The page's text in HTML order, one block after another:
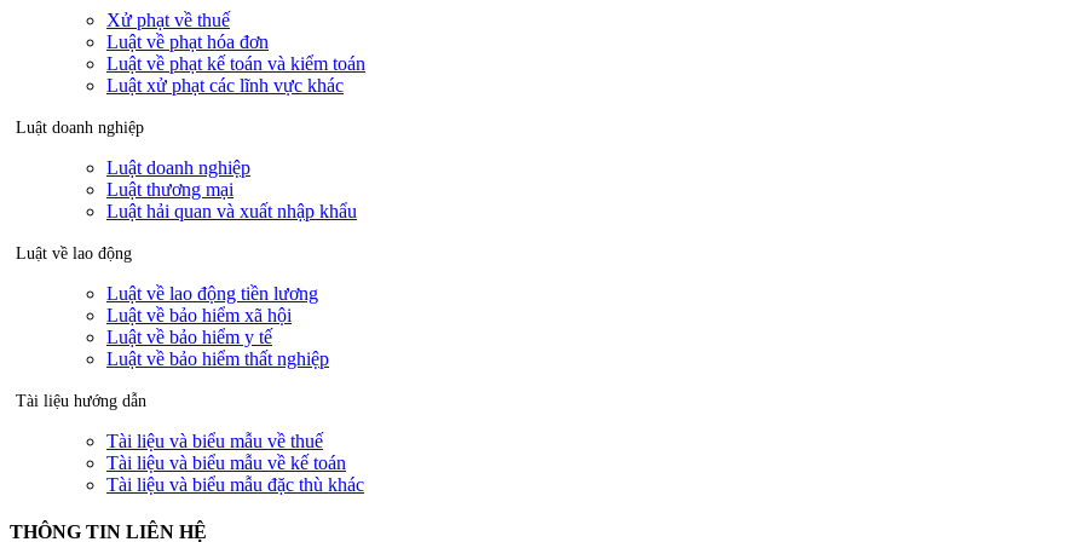
Xử phạt về thuế
Luật về phạt hóa đơn
Luật về phạt kế toán và kiểm toán
Luật xử phạt các lĩnh vực khác
Luật doanh nghiệp
Luật doanh nghiệp
Luật thương mại
Luật hải quan và xuất nhập khẩu
Luật về lao động
Luật về lao động tiền lương
Luật về bảo hiểm xã hội
Luật về bảo hiểm y tế
Luật về bảo hiểm thất nghiệp
Tài liệu hướng dẫn
Tài liệu và biểu mẫu về thuế
Tài liệu và biểu mẫu về kế toán
Tài liệu và biểu mẫu đặc thù khác
THÔNG TIN LIÊN HỆ